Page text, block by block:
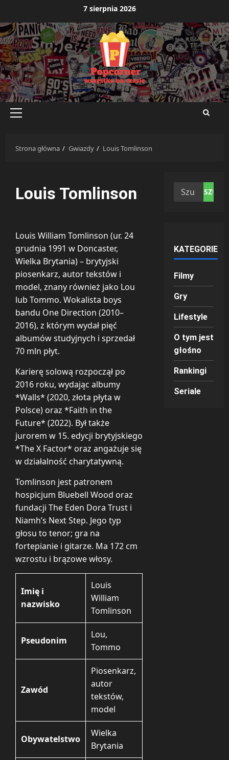
treści
7 sierpnia 2026
Menu
Strona główna Gwiazdy Louis Tomlinson
Louis Tomlinson
Louis William Tomlinson (ur. 24
grudnia 1991 w Doncaster,
Wielka Brytania) – brytyjski
piosenkarz, autor tekstów i
model, znany również jako Lou
lub Tommo. Wokalista boys
bandu One Direction (2010–
2016), z którym wydał pięć
albumów studyjnych i sprzedał
70 mln płyt.
Karierę solową rozpoczął po
2016 roku, wydając albumy
*Walls* (2020, złota płyta w
Polsce) oraz *Faith in the
Future* (2022). Był także
jurorem w 15. edycji brytyjskiego
*The X Factor* oraz angażuje się
w działalność charytatywną.
Tomlinson jest patronem
hospicjum Bluebell Wood oraz
fundacji The Eden Dora Trust i
Niamh’s Next Step. Jego typ
głosu to tenor; gra na
fortepianie i gitarze. Ma 172 cm
wzrostu i brązowe włosy.
Imię i
nazwisko
Louis
William
Tomlinson
Pseudonim
Lou,
Tommo
Zawód
Piosenkarz,
autor
tekstów,
model
Obywatelstwo
Wielka
Brytania
Szukaj:
KATEGORIE
Filmy
Gry
Lifestyle
O tym jest
głośno
Rankingi
Seriale